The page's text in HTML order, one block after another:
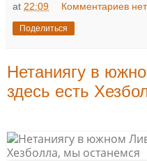
at 22:09 Комментариев
Поделиться
Нетаниягу в
здесь есть